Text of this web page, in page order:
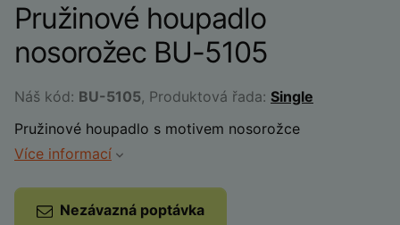
Pružinové houpadlo
nosorožec BU-5105
Náš kód: BU-5105, Produktová řada: Single
Pružinové houpadlo s motivem nosorožce
Více informací
Nezávazná poptávka